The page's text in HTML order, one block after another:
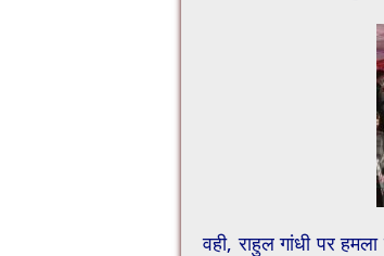
वही, राहुल गांधी पर